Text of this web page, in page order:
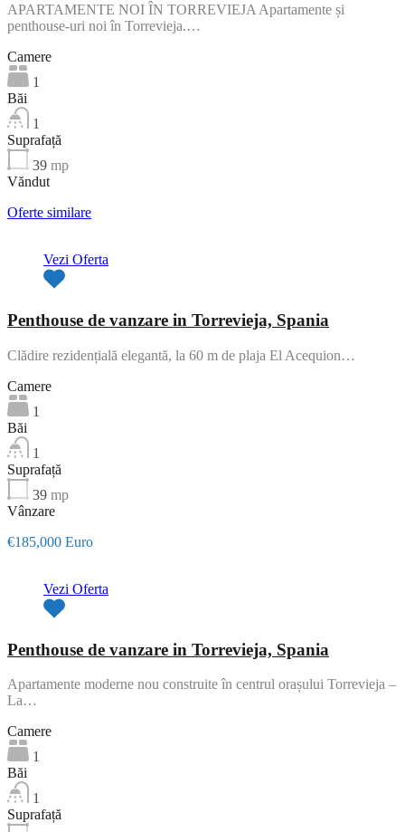
APARTAMENTE NOI ÎN TORREVIEJA Apartamente și
penthouse-uri noi în Torrevieja.…
Camere
1
Băi
1
Suprafață
39 mp
Văndut
Oferte similare
Vezi Oferta
Penthouse de vanzare in Torrevieja, Spania
Clădire rezidențială elegantă, la 60 m de plaja El Acequion…
Camere
1
Băi
1
Suprafață
39 mp
Vânzare
€185,000 Euro
Vezi Oferta
Penthouse de vanzare in Torrevieja, Spania
Apartamente moderne nou construite în centrul orașului Torrevieja –
La…
Camere
1
Băi
1
Suprafață